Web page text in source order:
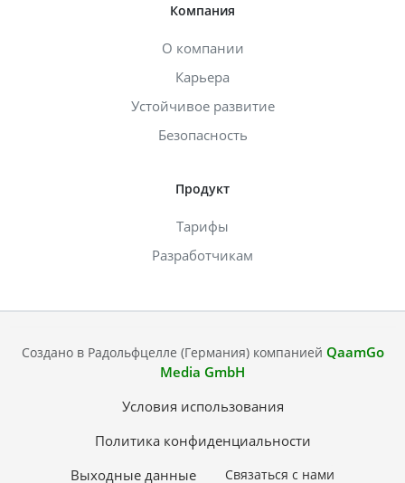
Компания
О компании
Карьера
Устойчивое развитие
Безопасность
Продукт
Тарифы
Разработчикам
Создано в Радольфцелле (Германия) компанией QaamGo
Media GmbH
Условия использования
Политика конфиденциальности
Выходные данные
Связаться с нами